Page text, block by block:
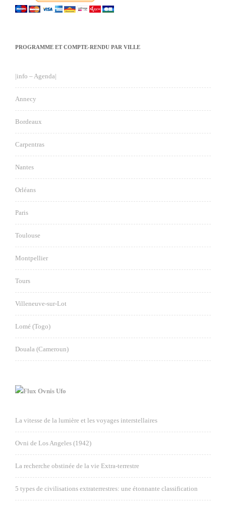
PROGRAMME ET COMPTE-RENDU PAR VILLE
|info – Agenda|
Annecy
Bordeaux
Carpentras
Nantes
Orléans
Paris
Toulouse
Montpellier
Tours
Villeneuve-sur-Lot
Lomé (Togo)
Douala (Cameroun)
Ovnis Ufo
La vitesse de la lumière et les voyages interstellaires
Ovni de Los Angeles (1942)
La recherche obstinée de la vie Extra-terrestre
5 types de civilisations extraterrestres: une étonnante classification